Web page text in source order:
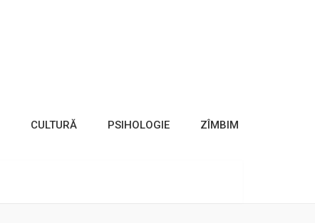
CULTURĂ PSIHOLOGIE ZÎMBIM